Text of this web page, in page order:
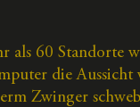
als 60 Standorte
die Aussicht
Zwinger